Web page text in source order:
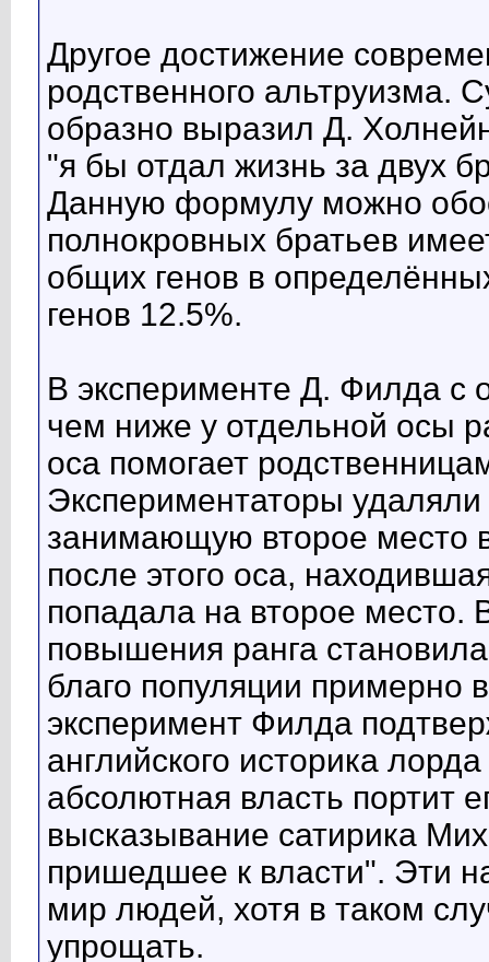
Другое достижение
родственного альтруизма.
образно выразил Д.
"я бы отдал жизнь за двух
Данную формулу можно
полнокровных братьев
общих генов в
генов 12.5%.
В эксперименте Д. Филда с
чем ниже у отдельной осы
оса помогает
Экспериментаторы
занимающую второе место
после этого оса,
попадала на второе место.
повышения ранга
благо популяции
эксперимент Филда
английского историка
абсолютная власть портит
высказывание сатирика
пришедшее к власти". Эти
мир людей, хотя в таком
упрощать.